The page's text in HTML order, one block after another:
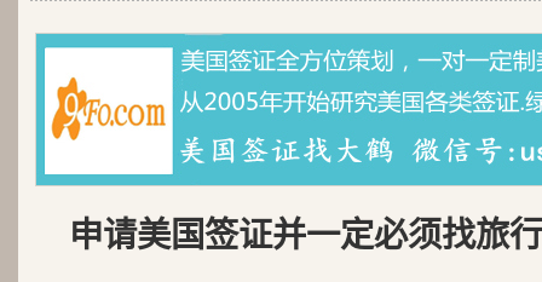
申请美国签证并一定必须找旅